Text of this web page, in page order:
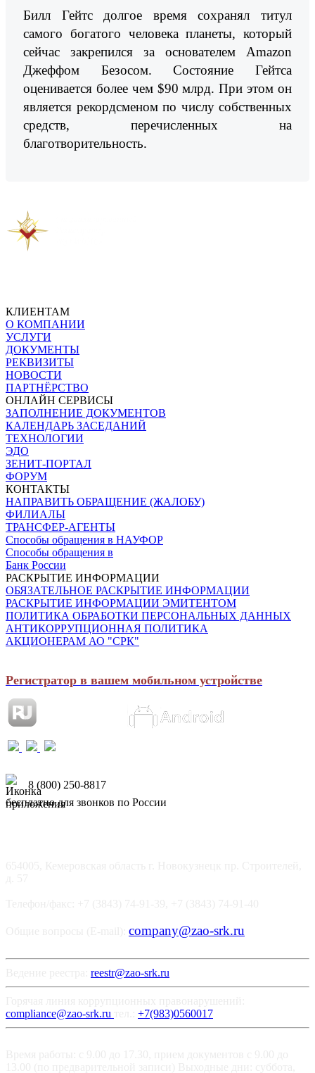
Билл Гейтс долгое время сохранял титул
самого богатого человека планеты, который
сейчас закрепился за основателем Amazon
Джеффом Безосом. Состояние Гейтса
оценивается более чем $90 млрд. При этом он
является рекордсменом по числу собственных
средств, перечисленных на
благотворительность.
КЛИЕНТАМ
О КОМПАНИИ
УСЛУГИ
ДОКУМЕНТЫ
РЕКВИЗИТЫ
НОВОСТИ
ПАРТНЁРСТВО
ОНЛАЙН СЕРВИСЫ
ЗАПОЛНЕНИЕ ДОКУМЕНТОВ
КАЛЕНДАРЬ ЗАСЕДАНИЙ
ТЕХНОЛОГИИ
ЭДО
ЗЕНИТ-ПОРТАЛ
ФОРУМ
КОНТАКТЫ
НАПРАВИТЬ ОБРАЩЕНИЕ (ЖАЛОБУ)
ФИЛИАЛЫ
ТРАНСФЕР-АГЕНТЫ
Способы обращения в НАУФОР
Способы обращения в
Банк России
РАСКРЫТИЕ ИНФОРМАЦИИ
ОБЯЗАТЕЛЬНОЕ РАСКРЫТИЕ ИНФОРМАЦИИ
РАСКРЫТИЕ ИНФОРМАЦИИ ЭМИТЕНТОМ
ПОЛИТИКА ОБРАБОТКИ ПЕРСОНАЛЬНЫХ ДАННЫХ
АНТИКОРРУПЦИОННАЯ ПОЛИТИКА
АКЦИОНЕРАМ АО "СРК"
Регистратор в вашем мобильном устройстве
8 (800) 250-8817
бесплатно для звонков по России
company@zao-srk.ru
reestr@zao-srk.ru
compliance@zao-srk.ru
+7(983)0560017